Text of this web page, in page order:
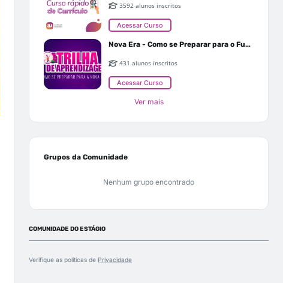
3592 alunos inscritos
Acessar Curso
Nova Era - Como se Preparar para o Futuro
431 alunos inscritos
Acessar Curso
Ver mais
Grupos da Comunidade
Nenhum grupo encontrado
COMUNIDADE DO ESTÁGIO
Verifique as políticas de Privacidade